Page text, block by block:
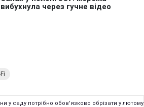
у саду потрібно обов'язково обрізати у